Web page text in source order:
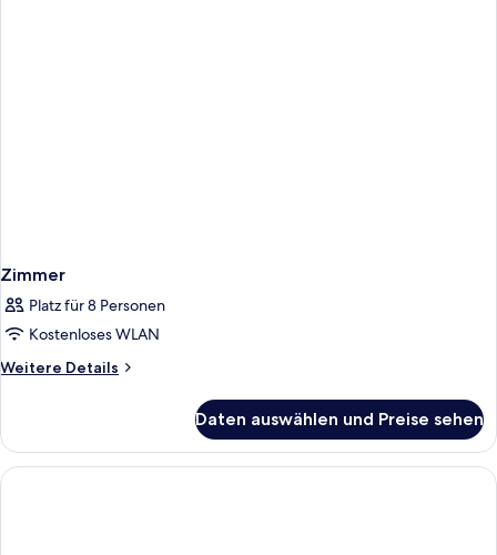
Zimmer
Platz für 8 Personen
Kostenloses WLAN
Weitere Details
Weitere
Daten auswählen und Preise sehen